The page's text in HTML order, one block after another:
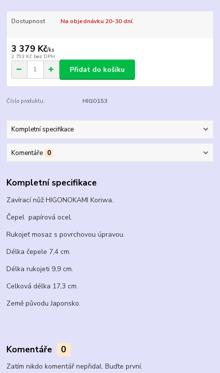
Dostupnost Na objednávku 20-30 dní.
3 379 Kč/ks
2 793 Kč bez DPH
Přidat do košíku
Číslo produktu: HIGO153
Kompletní specifikace
Komentáře 0
Kompletní specifikace
Zavírací nůž HIGONOKAMI Koriwa.
Čepel papírová ocel.
Rukojeť mosaz s povrchovou úpravou.
Délka čepele 7,4 cm.
Délka rukojeti 9,9 cm.
Celková délka 17,3 cm.
Země původu Japonsko.
Komentáře 0
Zatím nikdo komentář nepřidal. Buďte první.